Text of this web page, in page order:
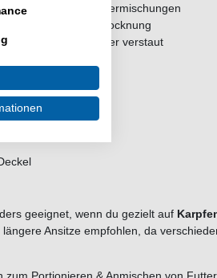
verschiedener Futtermischungen
und Austrocknung
bewegen und sauber verstaut
geeignet, wenn du gezielt auf
Ansitze empfohlen, da
zum Portionieren & Anmischen von